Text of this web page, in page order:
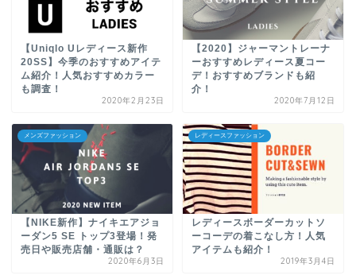
【Uniqlo Uレディース新作
20SS】今季のおすすめアイテ
ム紹介！人気おすすめカラー
も調査！
2020年2月23日
【2020】ジャーマントレーナ
ーおすすめレディース夏コー
デ！おすすめブランドも紹
介！
2020年7月12日
メンズファッション
【NIKE新作】ナイキエアジョ
ーダン5 SE トップ3登場！発
売日や販売店舗・通販は？
2020年6月3日
レディースファッション
レディースボーダーカットソ
ーコーデの着こなし方！人気
アイテムも紹介！
2019年3月4日